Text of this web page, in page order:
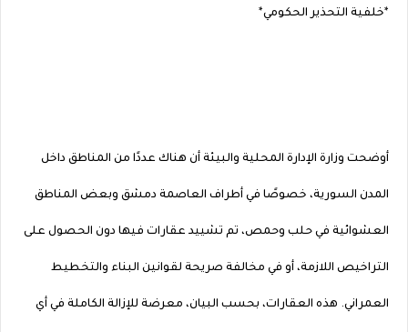
*خلفية التحذير الحكومي*
أوضحت وزارة الإدارة المحلية والبيئة أن هناك عددًا من المناطق داخل
المدن السورية، خصوصًا في أطراف العاصمة دمشق وبعض المناطق
العشوائية في حلب وحمص، تم تشييد عقارات فيها دون الحصول على
التراخيص اللازمة، أو في مخالفة صريحة لقوانين البناء والتخطيط
العمراني. هذه العقارات، بحسب البيان، معرضة للإزالة الكاملة في أي